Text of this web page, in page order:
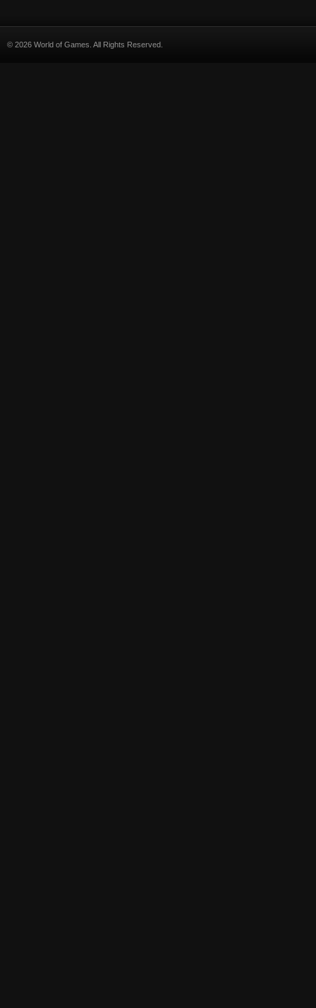
© 2026 World of Games. All Rights Reserved.